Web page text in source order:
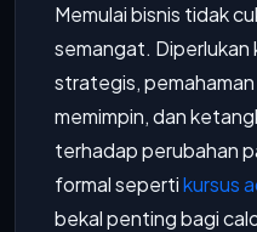
Memulai bisnis tidak
semangat. Diperlukan
strategis,
memimpin, dan
terhadap perubahan
formal sepertikursus
bekal penting bagi